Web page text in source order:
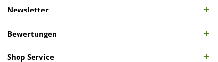
Newsletter
Bewertungen
Shop Service